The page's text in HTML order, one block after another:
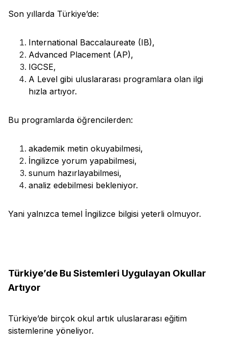
Son yıllarda Türkiye’de:
International Baccalaureate (IB),
Advanced Placement (AP),
IGCSE,
A Level gibi uluslararası programlara olan ilgi
hızla artıyor.
Bu programlarda öğrencilerden:
akademik metin okuyabilmesi,
İngilizce yorum yapabilmesi,
sunum hazırlayabilmesi,
analiz edebilmesi bekleniyor.
Yani yalnızca temel İngilizce bilgisi yeterli olmuyor.
Türkiye’de Bu Sistemleri Uygulayan Okullar
Artıyor
Türkiye’de birçok okul artık uluslararası eğitim
sistemlerine yöneliyor.